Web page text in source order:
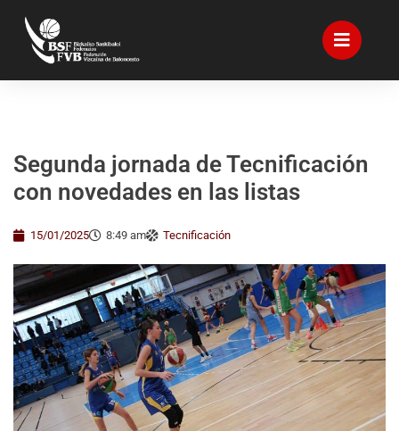
Segunda jornada de Tecnificación
con novedades en las listas
15/01/2025 8:49 am Tecnificación